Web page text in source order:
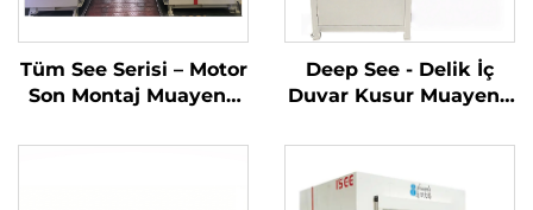
Tüm See Serisi – Motor
Son Montaj Muayene
Deep See - Delik İç
Duvar Kusur Muayene